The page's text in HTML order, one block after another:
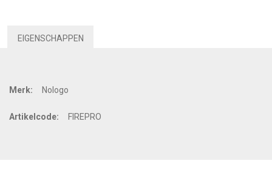
EIGENSCHAPPEN
Merk: Nologo
Artikelcode: FIREPRO